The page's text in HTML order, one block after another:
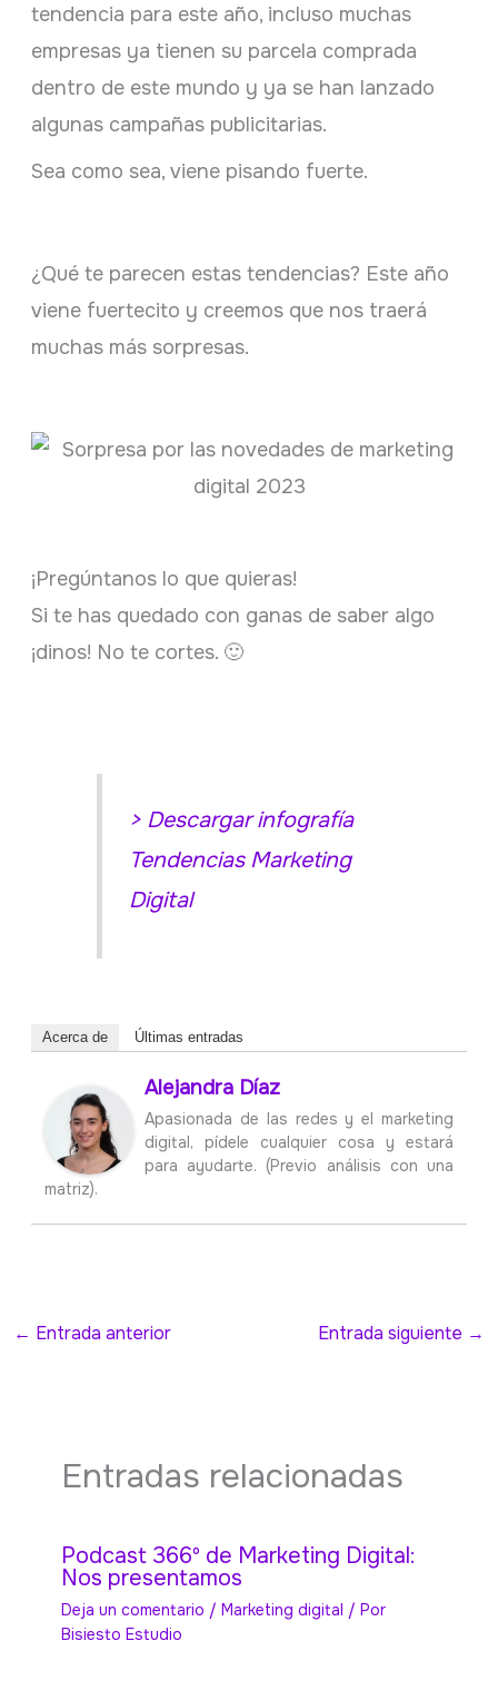
tendencia para este año, incluso muchas
empresas ya tienen su parcela comprada
dentro de este mundo y ya se han lanzado
algunas campañas publicitarias.
Sea como sea, viene pisando fuerte.
¿Qué te parecen estas tendencias? Este año
viene fuertecito y creemos que nos traerá
muchas más sorpresas.
¡Pregúntanos lo que quieras!
Si te has quedado con ganas de saber algo
¡dinos! No te cortes. 🙂
> Descargar infografía
Tendencias Marketing
Digital
Acerca de Últimas entradas
Alejandra Díaz
Apasionada de las redes y el marketing
digital, pídele cualquier cosa y estará
para ayudarte. (Previo análisis con una
matriz).
← Entrada anterior Entrada siguiente →
Entradas relacionadas
Podcast 366º de Marketing Digital:
Nos presentamos
Deja un comentario / Marketing digital / Por
Bisiesto Estudio